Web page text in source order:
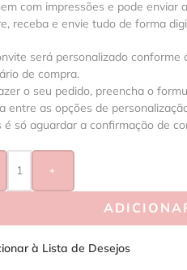
com impressões e pode enviar
receba e envie tudo de forma
será personalizado
de compra.
o seu pedido, preencha o
entre as opções de
é só aguardar a confirmação de
+
à Lista de Desejos